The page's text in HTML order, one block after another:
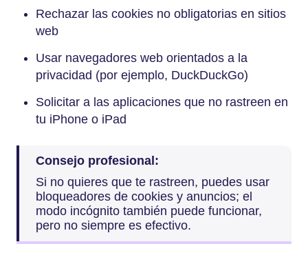
Rechazar las cookies no obligatorias en sitios
web
Usar navegadores web orientados a la
privacidad (por ejemplo, DuckDuckGo)
Solicitar a las aplicaciones que no rastreen en
tu iPhone o iPad
Consejo profesional:
Si no quieres que te rastreen, puedes usar
bloqueadores de cookies y anuncios; el
modo incógnito también puede funcionar,
pero no siempre es efectivo.